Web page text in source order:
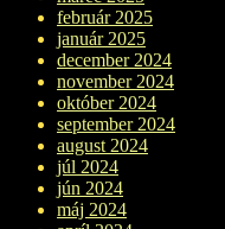
február 2025
január 2025
december 2024
november 2024
október 2024
september 2024
august 2024
júl 2024
jún 2024
máj 2024